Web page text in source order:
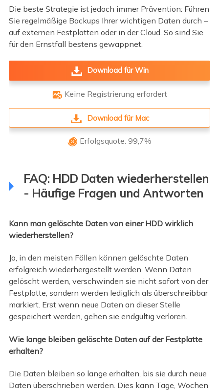
Die beste Strategie ist jedoch immer Prävention: Führen
Sie regelmäßige Backups Ihrer wichtigen Daten durch –
auf externen Festplatten oder in der Cloud. So sind Sie
für den Ernstfall bestens gewappnet.
Download für Win
 Keine Registrierung erfordert
Download für Mac
 Erfolgsquote: 99,7%
FAQ: HDD Daten wiederherstellen
- Häufige Fragen und Antworten
Kann man gelöschte Daten von einer HDD wirklich
wiederherstellen?
Ja, in den meisten Fällen können gelöschte Daten
erfolgreich wiederhergestellt werden. Wenn Daten
gelöscht werden, verschwinden sie nicht sofort von der
Festplatte, sondern werden lediglich als überschreibbar
markiert. Erst wenn neue Daten an dieser Stelle
gespeichert werden, gehen sie endgültig verloren.
Wie lange bleiben gelöschte Daten auf der Festplatte
erhalten?
Die Daten bleiben so lange erhalten, bis sie durch neue
Daten überschrieben werden. Dies kann Tage, Wochen